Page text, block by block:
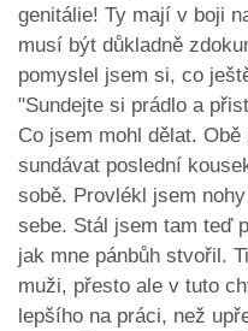
genitálie! Ty mají v boji
musí být důkladně
pomyslel jsem si, co
"Sundejte si prádlo a
Co jsem mohl dělat.
sundávat poslední
sobě. Provlékl jsem
sebe. Stál jsem tam teď
jak mne pánbůh stvořil.
muži, přesto ale v tuto
lepšího na práci, než